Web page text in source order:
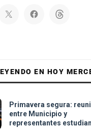
EN HOY
Primavera segura:
entre Municipio y
representantes